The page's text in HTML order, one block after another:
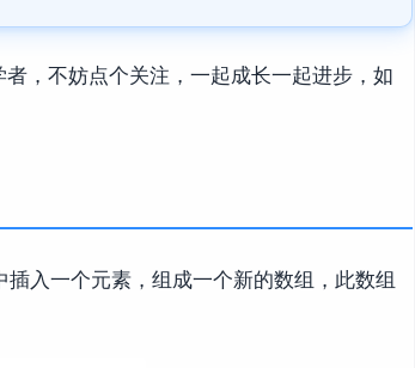
，不妨点个关注，一起成长一起进步，如
入一个元素，组成一个新的数组，此数组